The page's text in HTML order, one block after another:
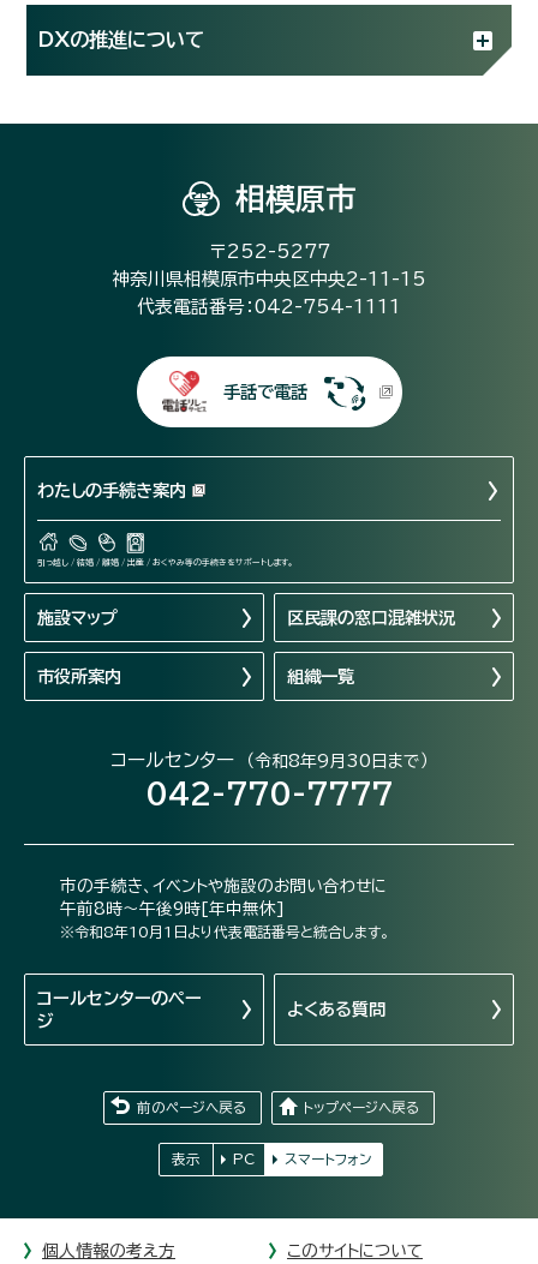
DXの推進について
相模原市
〒252-5277
神奈川県相模原市中央区中央2-11-15
代表電話番号：042-754-1111
手話で電話
わたしの手続き案内
引っ越し / 結婚 / 離婚 / 出産 / おくやみ等の手続きをサポートします。
施設マップ 区民課の窓口混雑状況
市役所案内 組織一覧
コールセンター （令和8年9月30日まで）
042-770-7777
市の手続き、イベントや施設のお問い合わせに
午前8時～午後9時[年中無休]
※令和8年10月1日より代表電話番号と統合します。
コールセンターのペー
ジ
よくある質問
前のページへ戻る トップページへ戻る
表示 PC スマートフォン
個人情報の考え方 このサイトについて